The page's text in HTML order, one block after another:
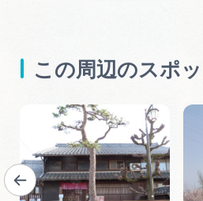
この周辺のスポ